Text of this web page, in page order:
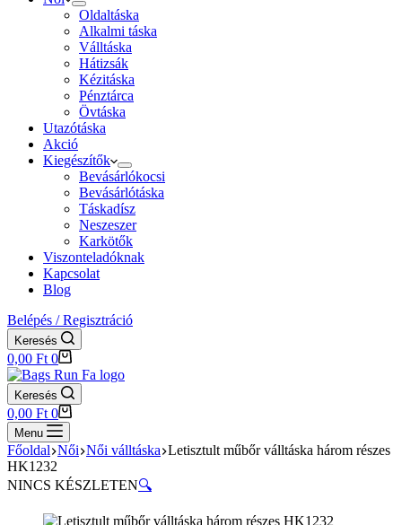
Oldaltáska
Alkalmi táska
Válltáska
Hátizsák
Kézitáska
Pénztárca
Övtáska
Utazótáska
Akció
Kiegészítők
Bevásárlókocsi
Bevásárlótáska
Táskadísz
Neszeszer
Karkötők
Viszonteladóknak
Kapcsolat
Blog
Belépés / Regisztráció
Keresés
Shopping
cart
0,00 Ft 0
Keresés
Shopping
cart
0,00 Ft 0
Menu
Főoldal Női Női válltáska Letisztult műbőr válltáska három részes
HK1232
NINCS KÉSZLETEN🔍